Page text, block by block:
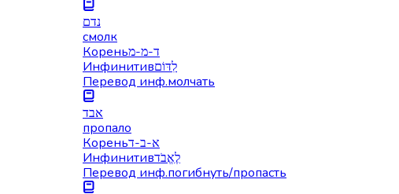
נדם
смолк
Кореньד-מ-מ
Инфинитивלִדּוֹם
Перевод инф.молчать
אבד
пропало
Кореньא-ב-ד
Инфинитивלֶאֱבֹד
Перевод инф.погибнуть/пропасть